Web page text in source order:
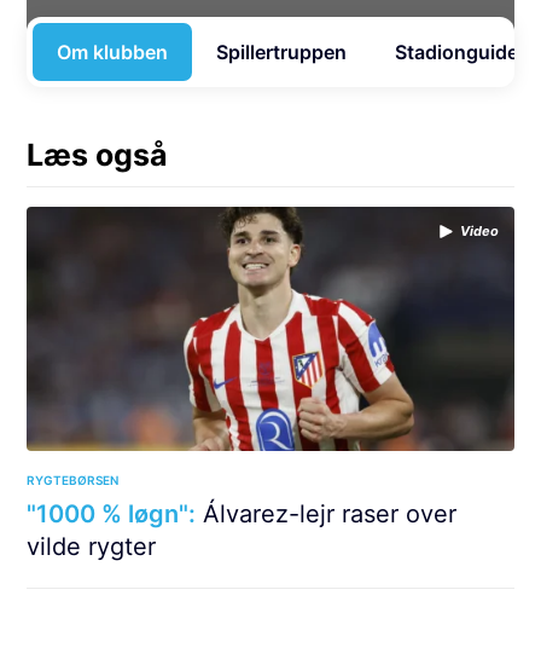
Om klubben Spillertruppen Stadionguide
Læs også
Video
RYGTEBØRSEN
"1000 % løgn": Álvarez-lejr raser over
vilde rygter